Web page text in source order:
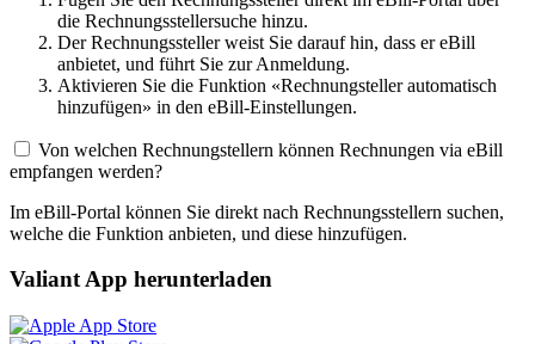
die Rechnungsstellersuche hinzu.
Der Rechnungssteller weist Sie darauf hin, dass er eBill
anbietet, und führt Sie zur Anmeldung.
Aktivieren Sie die Funktion «Rechnungsteller automatisch
hinzufügen» in den eBill-Einstellungen.
Von welchen Rechnungstellern können Rechnungen via eBill
empfangen werden?
Im eBill-Portal können Sie direkt nach Rechnungsstellern suchen,
welche die Funktion anbieten, und diese hinzufügen.
Valiant App herunterladen